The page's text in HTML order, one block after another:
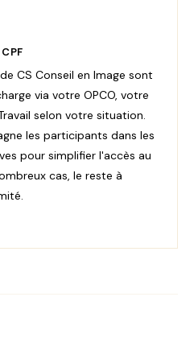
CS Conseil en Image sont
via votre OPCO, votre
selon votre situation.
les participants dans les
pour simplifier l'accès au
cas, le reste à